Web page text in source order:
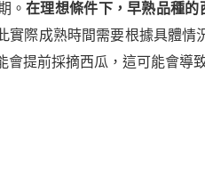
。在理想條件下，早熟品種
實際成熟時間需要根據具體
會提前採摘西瓜，這可能會導